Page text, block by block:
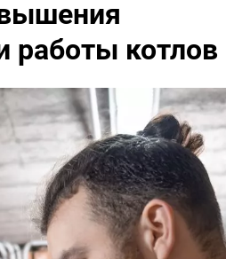
работы котлов